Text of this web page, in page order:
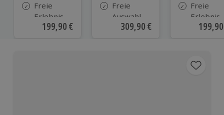
Freie
Erlebnis-
Auswahl
Aktueller Preis
199,90 €
Freie
Auswahl
aus ca. 290
Aktueller Preis
309,90 €
Freie
Erlebnis-
Auswahl